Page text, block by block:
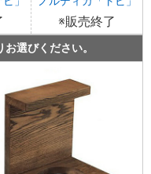
※販売終了
選びください。